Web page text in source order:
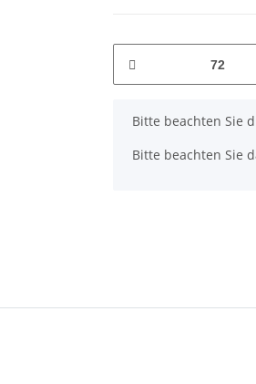
x
Bitte beachten Sie
Bitte beachten Sie